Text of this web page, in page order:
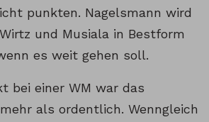
punkten. Nagelsmann wird
und Musiala in Bestform
es weit gehen soll.
bei einer WM war das
als ordentlich. Wenngleich